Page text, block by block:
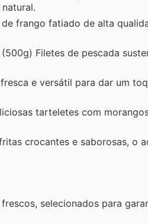
frango fatiado de alta
Filetes de pescada
e versátil para dar um
tarteletes com
crocantes e saborosas, o
selecionados para